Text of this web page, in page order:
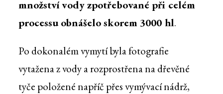
množství vody zpotřebované při celém
processu obnášelo skorem 3000 hl.
Po dokonalém vymytí byla fotografie
vytažena z vody a rozprostřena na dřevěné
tyče položené napříč přes vymývací nádrž,